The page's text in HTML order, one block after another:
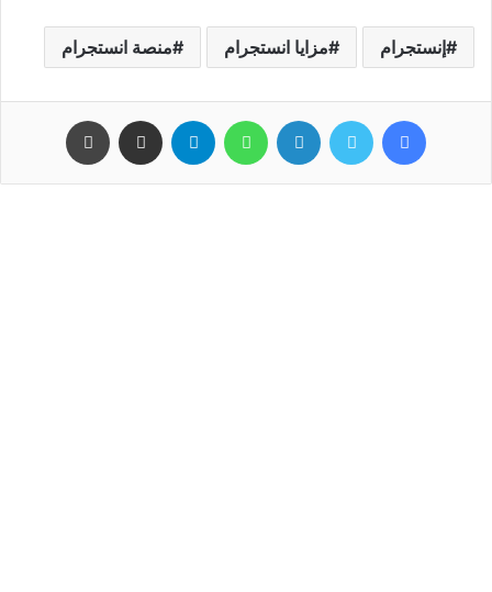
إنستجرام مزايا انستجرام منصة انستجرام
فيسبوك تويتر لينكدإن واتساب تيلقرام مشاركة عبر البريد